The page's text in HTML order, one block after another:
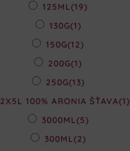
125ML(19)
130G(1)
150G(12)
200G(1)
250G(13)
2X5L 100% ARONIA ŠŤAVA(1)
3000ML (5)
300ML (2)